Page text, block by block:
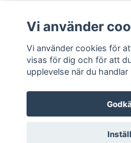
© Copyright
Vi använder
Vi använder cookies för
visas för dig och för att
upplevelse när du